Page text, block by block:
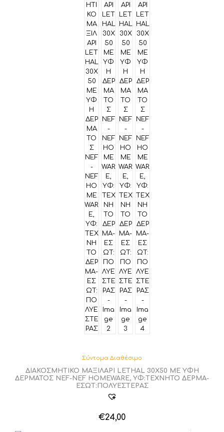
Σύντομα Διαθέσιμο
ΔΙΑΚΟΣΜΗΤΙΚΟ ΜΑΞΙΛΑΡΙ LETHAL 30Χ50 ΜΕ ΥΦΗ
ΔΕΡΜΑΤΟΣ NEF-NEF HOMEWARE, ΥΦ:TΕΧΝΗΤΟ ΔΕΡΜΑ-
ΕΣΩΤ:ΠΟΛΥΕΣΤΕΡΑΣ
€24,00